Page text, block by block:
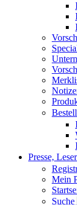
Presse,
Mein
Suche